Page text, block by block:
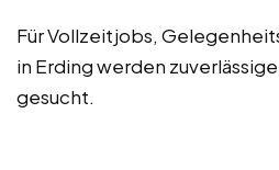
Für Vollzeitjobs,
in Erding werden
gesucht.